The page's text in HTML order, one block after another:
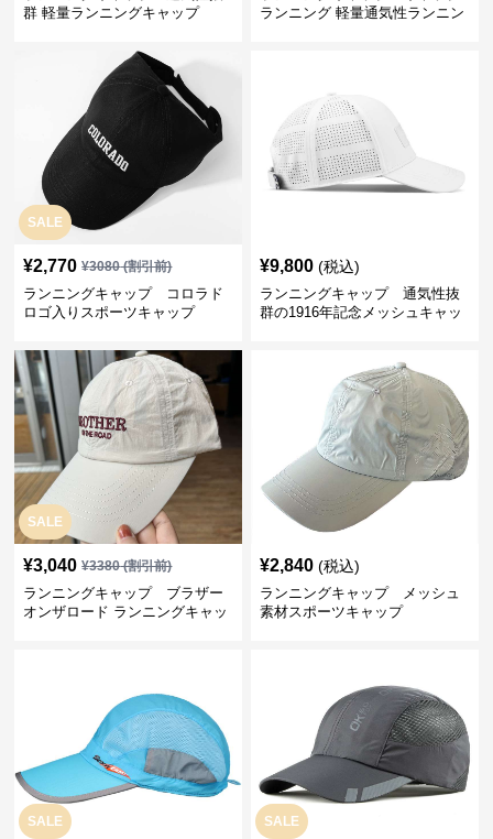
群 軽量ランニングキャップ
ランニング 軽量通気性ランニン
SALE
¥2,770 ¥3080(割引前)
ランニングキャップ コロラド
ロゴ入りスポーツキャップ
¥9,800 (税込)
ランニングキャップ 通気性抜
群の1916年記念メッシュキャッ
SALE
¥3,040 ¥3380(割引前)
ランニングキャップ ブラザー
オンザロード ランニングキャッ
¥2,840 (税込)
ランニングキャップ メッシュ
素材スポーツキャップ
SALE SALE